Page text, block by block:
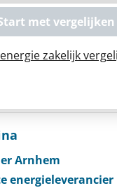
zakelijk
Arnhem
energieleverancier